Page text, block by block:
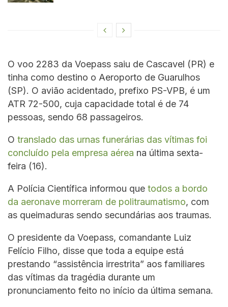
O voo 2283 da Voepass saiu de Cascavel (PR) e
tinha como destino o Aeroporto de Guarulhos
(SP). O avião acidentado, prefixo PS-VPB, é um
ATR 72-500, cuja capacidade total é de 74
pessoas, sendo 68 passageiros.
O translado das urnas funerárias das vítimas foi
concluído pela empresa aérea na última sexta-
feira (16).
A Polícia Científica informou que todos a bordo
da aeronave morreram de politraumatismo, com
as queimaduras sendo secundárias aos traumas.
O presidente da Voepass, comandante Luiz
Felício Filho, disse que toda a equipe está
prestando “assistência irrestrita” aos familiares
das vítimas da tragédia durante um
pronunciamento feito no início da última semana.